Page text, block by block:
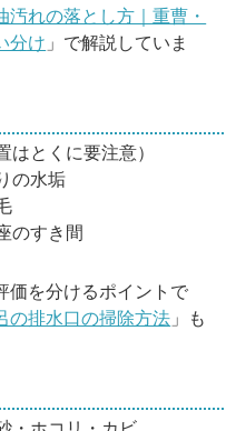
汚れの落とし方｜重曹・
分け 」で解説していま
とくに要注意）
の水垢
のすき間
価を分けるポイントで
の排水口の掃除方法 」も